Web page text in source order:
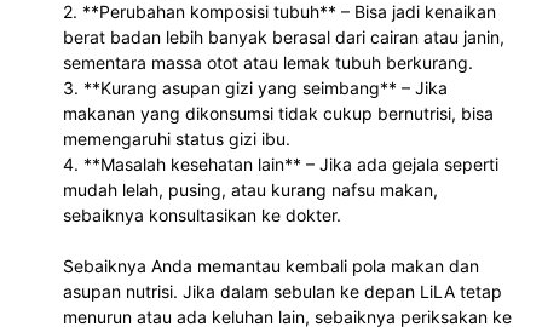
2. **Perubahan komposisi tubuh** – Bisa jadi kenaikan
berat badan lebih banyak berasal dari cairan atau janin,
sementara massa otot atau lemak tubuh berkurang.
3. **Kurang asupan gizi yang seimbang** – Jika
makanan yang dikonsumsi tidak cukup bernutrisi, bisa
memengaruhi status gizi ibu.
4. **Masalah kesehatan lain** – Jika ada gejala seperti
mudah lelah, pusing, atau kurang nafsu makan,
sebaiknya konsultasikan ke dokter.
Sebaiknya Anda memantau kembali pola makan dan
asupan nutrisi. Jika dalam sebulan ke depan LiLA tetap
menurun atau ada keluhan lain, sebaiknya periksakan ke